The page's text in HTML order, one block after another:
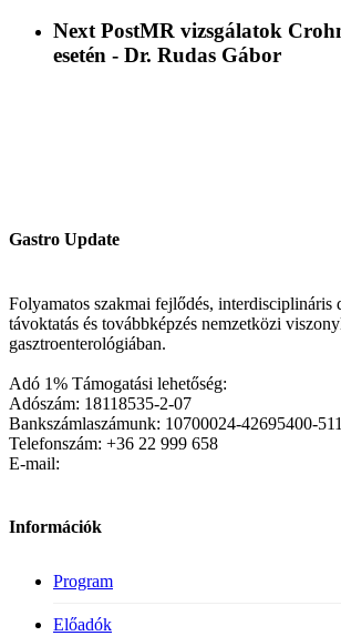
Next PostMR vizsgálatok
esetén - Dr. Rudas Gábor
Gastro Update
Folyamatos szakmai fejlődés, interdisciplináris
távoktatás és továbbképzés nemzetközi
gasztroenterológiában.
Adó 1% Támogatási lehetőség:
Adószám: 18118535-2-07
Bankszámlaszámunk: 10700024-42695400-
Telefonszám: +36 22 999 658
E-mail:
Információk
Program
Előadók